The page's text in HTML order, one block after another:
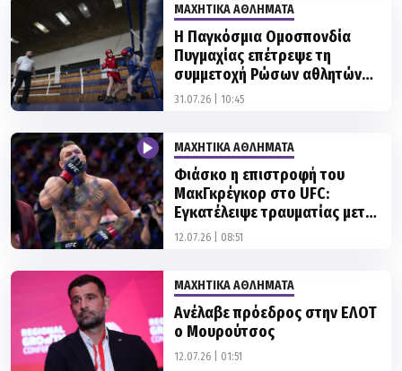
ΜΑΧΗΤΙΚΑ ΑΘΛΗΜΑΤΑ
Η Παγκόσμια Ομοσπονδία
Πυγμαχίας επέτρεψε τη
συμμετοχή Ρώσων αθλητών
στις διοργανώσεις
31.07.26 | 10:45
ΜΑΧΗΤΙΚΑ ΑΘΛΗΜΑΤΑ
Φιάσκο η επιστροφή του
ΜακΓκρέγκορ στο UFC:
Εγκατέλειψε τραυματίας μετά
από 69 δευτερόλεπτα
12.07.26 | 08:51
ΜΑΧΗΤΙΚΑ ΑΘΛΗΜΑΤΑ
Ανέλαβε πρόεδρος στην ΕΛΟΤ
ο Μουρούτσος
12.07.26 | 01:51